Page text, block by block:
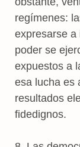
regímenes:
expresarse a
poder se
expuestos a
esa lucha es
resultados
fidedignos.